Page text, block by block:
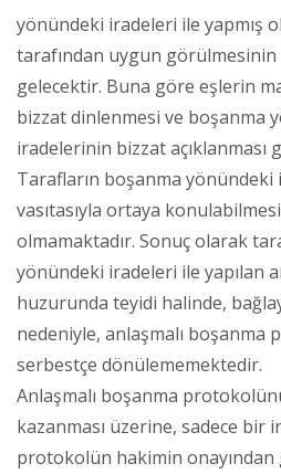
yönündeki iradeleri ile yapmış
tarafından uygun görülmesinin
gelecektir. Buna göre eşlerin
bizzat dinlenmesi ve boşanma
iradelerinin bizzat açıklanması
Tarafların boşanma
vasıtasıyla ortaya
olmamaktadır. Sonuç olarak
yönündeki iradeleri ile yapılan
huzurunda teyidi halinde,
nedeniyle, anlaşmalı boşanma
serbestçe dönülememektedir.
Anlaşmalı boşanma
kazanması üzerine, sadece bir
protokolün hakimin onayından